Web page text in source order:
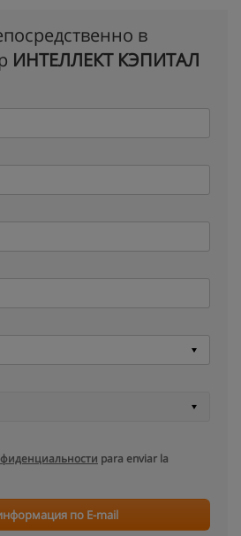
в
ИНТЕЛЛЕКТ КЭПИТАЛ
para enviar la
по E-mail